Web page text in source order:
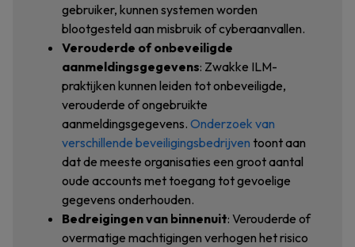
gebruiker, kunnen systemen worden
blootgesteld aan misbruik of cyberaanvallen.
Verouderde of onbeveiligde
aanmeldingsgegevens: Zwakke ILM-
praktijken kunnen leiden tot onbeveiligde,
verouderde of ongebruikte
aanmeldingsgegevens. Onderzoek van
verschillende beveiligingsbedrijven toont aan
dat de meeste organisaties een groot aantal
oude accounts met toegang tot gevoelige
gegevens onderhouden.
Bedreigingen van binnenuit: Verouderde of
overmatige machtigingen verhogen het risico